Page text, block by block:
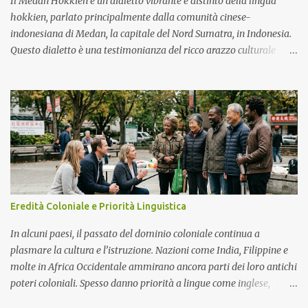
hokkien, parlato principalmente dalla comunità cinese-
indonesiana di Medan, la capitale del Nord Sumatra, in Indonesia.
Questo dialetto è una testimonianza del ricco arazzo culturale
essere fatte risalire alle aree di lingua hokkien della provincia
meridionale del Fujian in Cina, in particolare alla regione di
Zhangzhou. Il dialetto si è evoluto in modo significativo,
soprattutto durante i secoli XVIII e XIX, quando fiorì il commercio
tra le coste orientali di Sumatra e la penisola malese. L'afflusso di
lavoratori cinesi, principalmente da Penang, portò il dialetto
hokkien, che si mescolò con le lingue e i costumi locali, dando
origine alla variante unica che oggi conosciamo come Medan
Hokkien. Medan Hokkien è un mezzo di comunicazione e
portatore di identità culturale per la comunità cinese i...
Eredità Coloniale e Priorità Linguistica
In alcuni paesi, il passato del dominio coloniale continua a
plasmare la cultura e l’istruzione. Nazioni come India, Filippine e
molte in Africa Occidentale ammirano ancora parti dei loro antichi
poteri coloniali. Spesso danno priorità a lingue come inglese,